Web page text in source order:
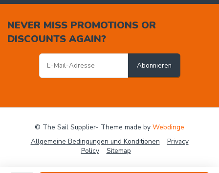
NEVER MISS PROMOTIONS OR
DISCOUNTS AGAIN?
Abonnieren
Allgemeine Bedingungen und Konditionen
Privacy
Policy
Sitemap
© The Sail Supplier- Theme made by Webdinge